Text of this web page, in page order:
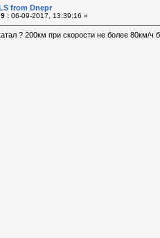
from Dnepr
: 06-09-2017, 13:39:16 »
? 200км при скорости не более 80км/ч